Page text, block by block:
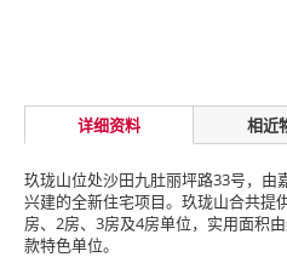
详细资料 相近
玖珑山位处沙田九肚丽坪路33号，由
兴建的全新住宅项目。玖珑山合共提
房、2房、3房及4房单位，实用面积
款特色单位。